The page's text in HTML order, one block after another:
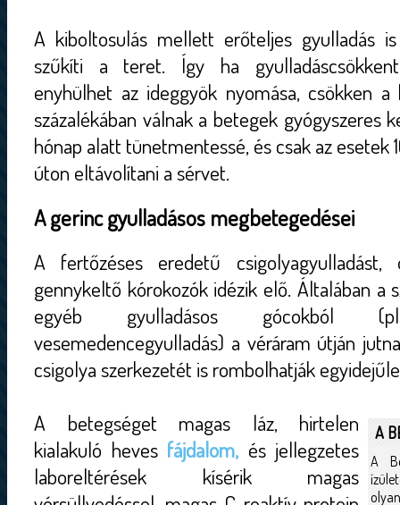
A kiboltosulás mellett erőteljes gyulladás
szűkíti a teret. Így ha
enyhülhet az ideggyök nyomása, csökken
százalékában válnak a betegek gyógyszeres
hónap alatt tünetmentessé, és csak az esetek
úton eltávolítani a sérvet.
A gerinc gyulladásos megbetegedései
A fertőzéses eredetű csigolyagyulladást,
gennykeltő kórokozók idézik elő. Általában a
egyéb gyulladásos gócokból (pl.
vesemedencegyulladás) a véráram útján
csigolya szerkezetét is rombolhatják
A
A
A betegséget magas láz, hirtelen
kialakuló heves fájdalom, és jellegzetes
laboreltérések kísérik magas